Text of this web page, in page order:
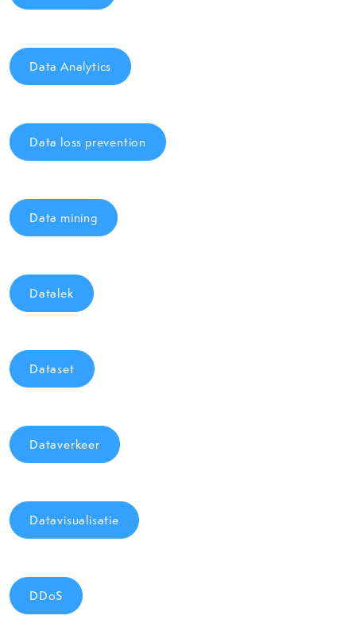
Data Analytics
Data loss prevention
Data mining
Datalek
Dataset
Dataverkeer
Datavisualisatie
DDoS